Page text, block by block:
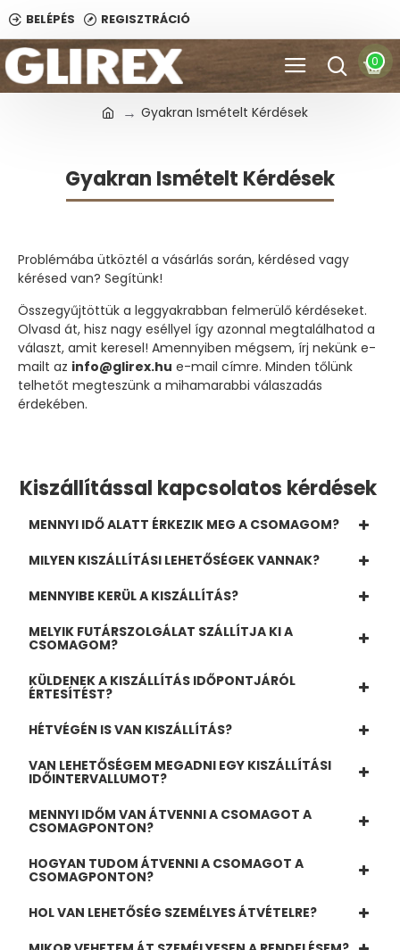
BELÉPÉS REGISZTRÁCIÓ
0
Gyakran Ismételt Kérdések
Gyakran Ismételt Kérdések
Problémába ütköztél a vásárlás során, kérdésed vagy
kérésed van? Segítünk!
Összegyűjtöttük a leggyakrabban felmerülő kérdéseket.
Olvasd át, hisz nagy eséllyel így azonnal megtalálhatod a
választ, amit keresel! Amennyiben mégsem, írj nekünk e-
mailt az info@glirex.hu e-mail címre. Minden tőlünk
telhetőt megteszünk a mihamarabbi válaszadás
érdekében.
Kiszállítással kapcsolatos kérdések
MENNYI IDŐ ALATT ÉRKEZIK MEG A CSOMAGOM?
MILYEN KISZÁLLÍTÁSI LEHETŐSÉGEK VANNAK?
MENNYIBE KERÜL A KISZÁLLÍTÁS?
MELYIK FUTÁRSZOLGÁLAT SZÁLLÍTJA KI A
CSOMAGOM?
KÜLDENEK A KISZÁLLÍTÁS IDŐPONTJÁRÓL
ÉRTESÍTÉST?
HÉTVÉGÉN IS VAN KISZÁLLÍTÁS?
VAN LEHETŐSÉGEM MEGADNI EGY KISZÁLLÍTÁSI
IDŐINTERVALLUMOT?
MENNYI IDŐM VAN ÁTVENNI A CSOMAGOT A
CSOMAGPONTON?
HOGYAN TUDOM ÁTVENNI A CSOMAGOT A
CSOMAGPONTON?
HOL VAN LEHETŐSÉG SZEMÉLYES ÁTVÉTELRE?